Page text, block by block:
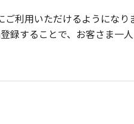
利用いただけるようになり
録することで、お客さま一